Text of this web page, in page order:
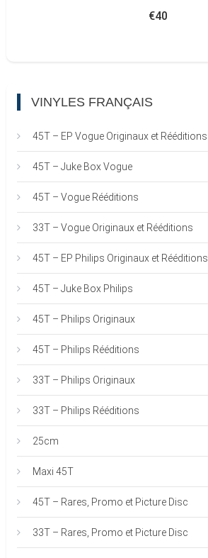
€40
VINYLES FRANÇAIS
45T – EP Vogue Originaux et Rééditions
45T – Juke Box Vogue
45T – Vogue Rééditions
33T – Vogue Originaux et Rééditions
45T – EP Philips Originaux et Rééditions
45T – Juke Box Philips
45T – Philips Originaux
45T – Philips Rééditions
33T – Philips Originaux
33T – Philips Rééditions
25cm
Maxi 45T
45T – Rares, Promo et Picture Disc
33T – Rares, Promo et Picture Disc